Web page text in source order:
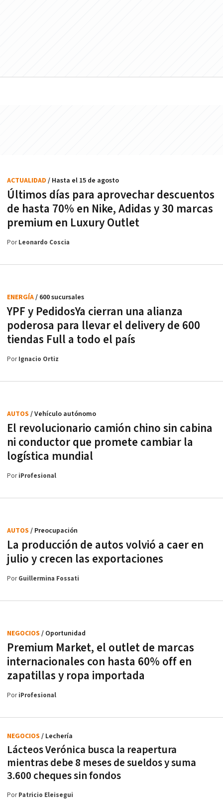
Últimos días para aprovechar descuentos
de hasta 70% en Nike, Adidas y 30 marcas
premium en Luxury Outlet
ACTUALIDAD / Hasta el 15 de agosto
PorLeonardo Coscia
YPF y PedidosYa cierran una alianza
poderosa para llevar el delivery de 600
tiendas Full a todo el país
ENERGÍA/ 600 sucursales
PorIgnacio Ortiz
El revolucionario camión chino sin cabina
ni conductor que promete cambiar la
logística mundial
AUTOS / Vehículo autónomo
PoriProfesional
La producción de autos volvió a caer en
julio y crecen las exportaciones
AUTOS / Preocupación
PorGuillermina Fossati
Premium Market, el outlet de marcas
internacionales con hasta 60% off en
zapatillas y ropa importada
NEGOCIOS / Oportunidad
PoriProfesional
Lácteos Verónica busca la reapertura
mientras debe 8 meses de sueldos y suma
3.600 cheques sin fondos
NEGOCIOS / Lechería
PorPatricio Eleisegui